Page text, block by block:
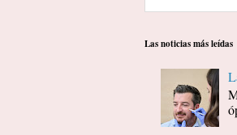
Las noticias más leídas